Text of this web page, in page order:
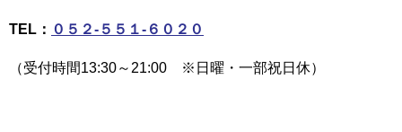
TEL： ０５２-５５１-６０２０
（受付時間13:30～21:00 ※日曜・一部祝日休）